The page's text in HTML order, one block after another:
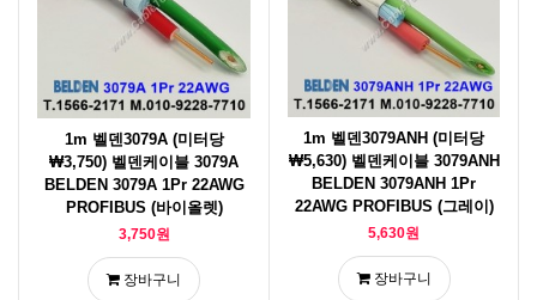
1m 벨덴3079A (미터당
₩3,750) 벨덴케이블 3079A
BELDEN 3079A 1Pr 22AWG
PROFIBUS (바이올렛)
3,750원
장바구니
1m 벨덴3079ANH (미터당
₩5,630) 벨덴케이블 3079ANH
BELDEN 3079ANH 1Pr
22AWG PROFIBUS (그레이)
5,630원
장바구니